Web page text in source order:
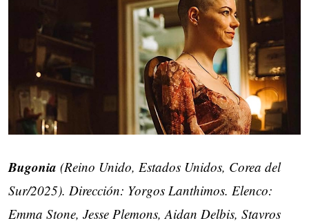
Bugonia (Reino Unido, Estados Unidos, Corea del
Sur/2025). Dirección: Yorgos Lanthimos. Elenco:
Emma Stone, Jesse Plemons, Aidan Delbis, Stavros